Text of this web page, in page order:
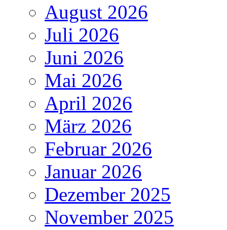
August 2026
Juli 2026
Juni 2026
Mai 2026
April 2026
März 2026
Februar 2026
Januar 2026
Dezember 2025
November 2025